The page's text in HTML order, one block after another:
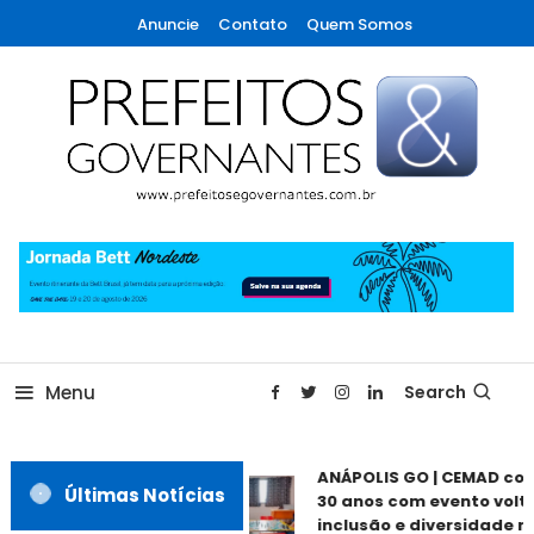
To
Content
Anuncie Contato Quem Somos
Prefeitos & Governantes
Menu Search
Últimas Notícias
ANÁPOLIS GO | CEMAD
30 anos com evento
inclusão e diversidade